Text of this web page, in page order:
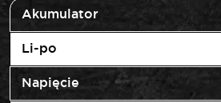
Akumulator
Li-po
Napięcie